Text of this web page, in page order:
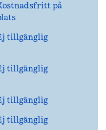
på
tillgänglig
tillgänglig
tillgänglig
tillgänglig